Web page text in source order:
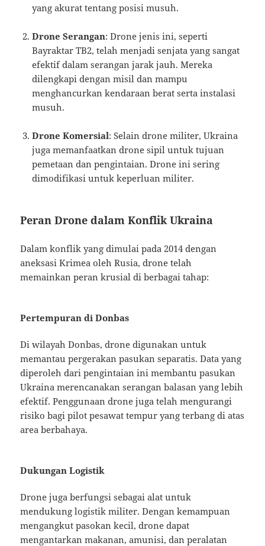
yang akurat tentang posisi musuh.
Drone Serangan: Drone jenis ini, seperti
Bayraktar TB2, telah menjadi senjata yang sangat
efektif dalam serangan jarak jauh. Mereka
dilengkapi dengan misil dan mampu
menghancurkan kendaraan berat serta instalasi
musuh.
Drone Komersial: Selain drone militer, Ukraina
juga memanfaatkan drone sipil untuk tujuan
pemetaan dan pengintaian. Drone ini sering
dimodifikasi untuk keperluan militer.
Peran Drone dalam Konflik Ukraina
Dalam konflik yang dimulai pada 2014 dengan
aneksasi Krimea oleh Rusia, drone telah
memainkan peran krusial di berbagai tahap:
Pertempuran di Donbas
Di wilayah Donbas, drone digunakan untuk
memantau pergerakan pasukan separatis. Data yang
diperoleh dari pengintaian ini membantu pasukan
Ukraina merencanakan serangan balasan yang lebih
efektif. Penggunaan drone juga telah mengurangi
risiko bagi pilot pesawat tempur yang terbang di atas
area berbahaya.
Dukungan Logistik
Drone juga berfungsi sebagai alat untuk
mendukung logistik militer. Dengan kemampuan
mengangkut pasokan kecil, drone dapat
mengantarkan makanan, amunisi, dan peralatan